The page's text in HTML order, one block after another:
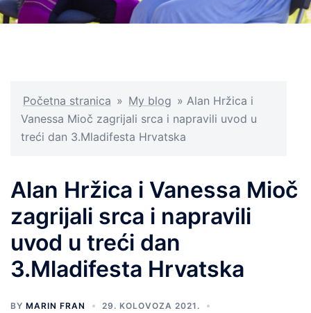
Početna stranica » My blog » Alan Hržica i
Vanessa Mioč zagrijali srca i napravili uvod u
treći dan 3.Mladifesta Hrvatska
Alan Hržica i Vanessa Mioč
zagrijali srca i napravili
uvod u treći dan
3.Mladifesta Hrvatska
BY MARIN FRAN
29. KOLOVOZA 2021.